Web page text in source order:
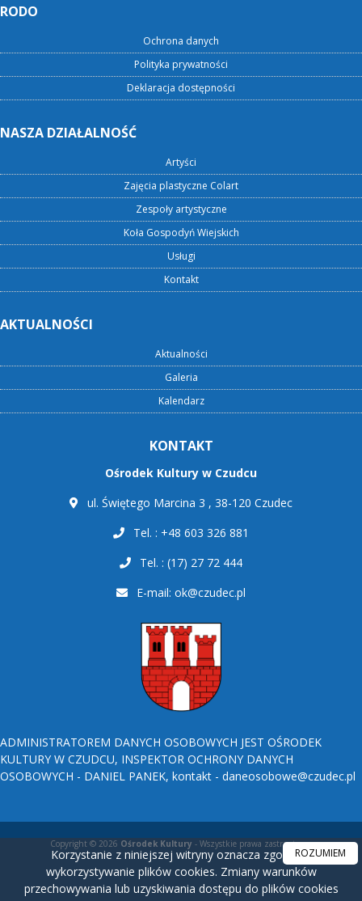
RODO
Ochrona danych
Polityka prywatności
Deklaracja dostępności
NASZA DZIAŁALNOŚĆ
Artyści
Zajęcia plastyczne Colart
Zespoły artystyczne
Koła Gospodyń Wiejskich
Usługi
Kontakt
AKTUALNOŚCI
Aktualności
Galeria
Kalendarz
KONTAKT
Ośrodek Kultury w Czudcu
ul. Świętego Marcina 3 , 38-120 Czudec
Tel. : +48 603 326 881
Tel. : (17) 27 72 444
E-mail: ok@czudec.pl
ADMINISTRATOREM DANYCH OSOBOWYCH JEST OŚRODEK
KULTURY W CZUDCU, INSPEKTOR OCHRONY DANYCH
OSOBOWYCH - DANIEL PANEK, kontakt - daneosobowe@czudec.pl
Copyright © 2026 Ośrodek Kultury - Wszystkie prawa zastrzeżone.
Korzystanie z niniejszej witryny oznacza zgodę na
wykorzystywanie plików cookies. Zmiany warunków
przechowywania lub uzyskiwania dostępu do plików cookies
ROZUMIEM